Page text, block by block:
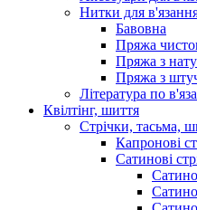
Нитки для
Бавовна
Пряжа
Пряжа з
Пряжа з
Література по
Квілтінг, шиття
Стрічки, тасьма,
Капронові
Сатинові